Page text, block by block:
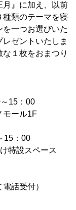
月』に加え、以前
類のテーマを寝
一つお選びいた
ゼントいたしま
１枚をおまつり
15：00
モール1F
15：00
特設スペース
話受付）